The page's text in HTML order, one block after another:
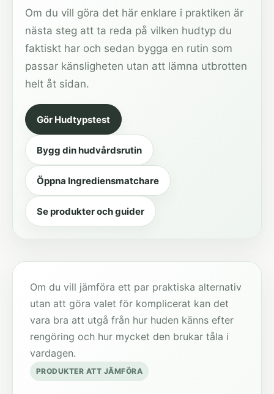
Om du vill göra det här enklare i praktiken är
nästa steg att ta reda på vilken hudtyp du
faktiskt har och sedan bygga en rutin som
passar känsligheten utan att lämna utbrotten
helt åt sidan.
Gör Hudtypstest
Bygg din hudvårdsrutin
Öppna Ingrediensmatchare
Se produkter och guider
Om du vill jämföra ett par praktiska alternativ
utan att göra valet för komplicerat kan det
vara bra att utgå från hur huden känns efter
rengöring och hur mycket den brukar tåla i
vardagen.
PRODUKTER ATT JÄMFÖRA